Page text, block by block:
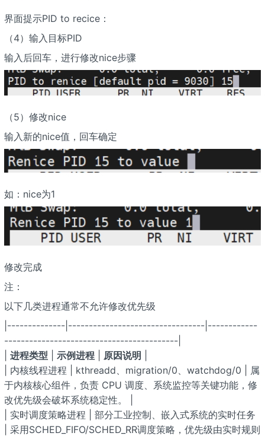
界面提示PID to recice：
（4）输入目标PID
输入后回车，进行修改nice步骤
（5）修改nice
输入新的nice值，回车确定
如：nice为1
修改完成
注：
以下几类进程通常不允许修改优先级
|--------------|---------------------------------|------------
------------------------------------------|
进程类型 示例进程| 原因说明
| 内核线程进程 | kthreadd、migration/0、watchdog/0 | 属
于内核核心组件，负责 CPU 调度、系统监控等关键功能，修
改优先级会破坏系统稳定性。 |
| 实时调度策略进程 | 部分工业控制、嵌入式系统的实时任务
| 采用SCHED_FIFO/SCHED_RR调度策略，优先级由实时规则